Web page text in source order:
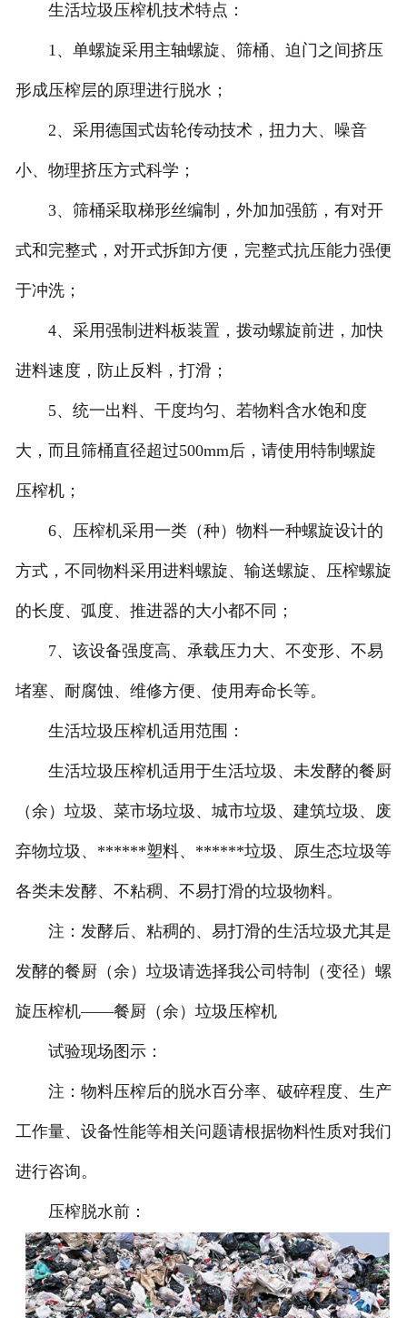
生活垃圾压榨机技术特点：
1、单螺旋采用主轴螺旋、筛桶、迫门之间挤压
形成压榨层的原理进行脱水；
2、采用德国式齿轮传动技术，扭力大、噪音
小、物理挤压方式科学；
3、筛桶采取梯形丝编制，外加加强筋，有对开
式和完整式，对开式拆卸方便，完整式抗压能力强便
于冲洗；
4、采用强制进料板装置，拨动螺旋前进，加快
进料速度，防止反料，打滑；
5、统一出料、干度均匀、若物料含水饱和度
大，而且筛桶直径超过500mm后，请使用特制螺旋
压榨机；
6、压榨机采用一类（种）物料一种螺旋设计的
方式，不同物料采用进料螺旋、输送螺旋、压榨螺旋
的长度、弧度、推进器的大小都不同；
7、该设备强度高、承载压力大、不变形、不易
堵塞、耐腐蚀、维修方便、使用寿命长等。
生活垃圾压榨机适用范围：
生活垃圾压榨机适用于生活垃圾、未发酵的餐厨
（余）垃圾、菜市场垃圾、城市垃圾、建筑垃圾、废
弃物垃圾、******塑料、******垃圾、原生态垃圾等
各类未发酵、不粘稠、不易打滑的垃圾物料。
注：发酵后、粘稠的、易打滑的生活垃圾尤其是
发酵的餐厨（余）垃圾请选择我公司特制（变径）螺
旋压榨机——餐厨（余）垃圾压榨机
试验现场图示：
注：物料压榨后的脱水百分率、破碎程度、生产
工作量、设备性能等相关问题请根据物料性质对我们
进行咨询。
压榨脱水前：